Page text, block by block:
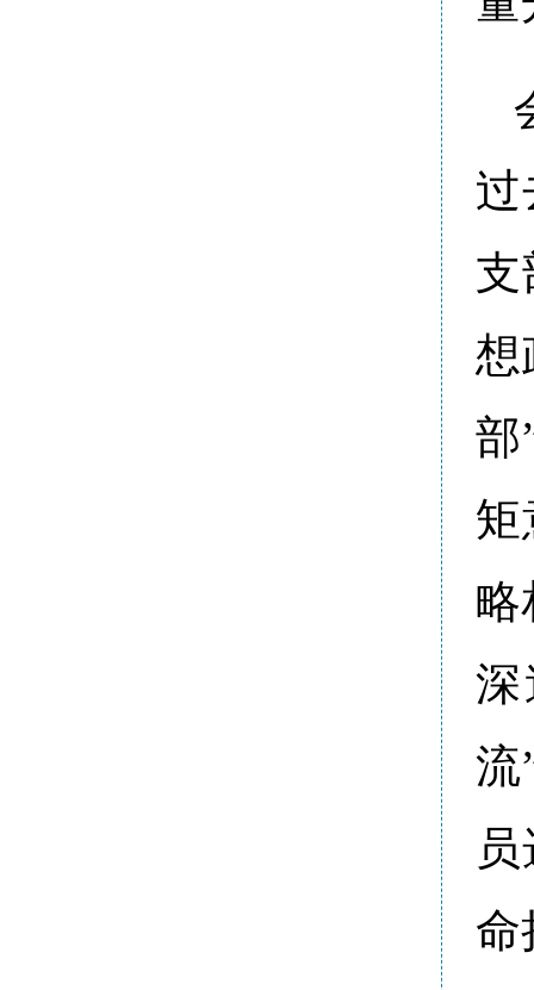
过
支
想
部
矩
略
流
命